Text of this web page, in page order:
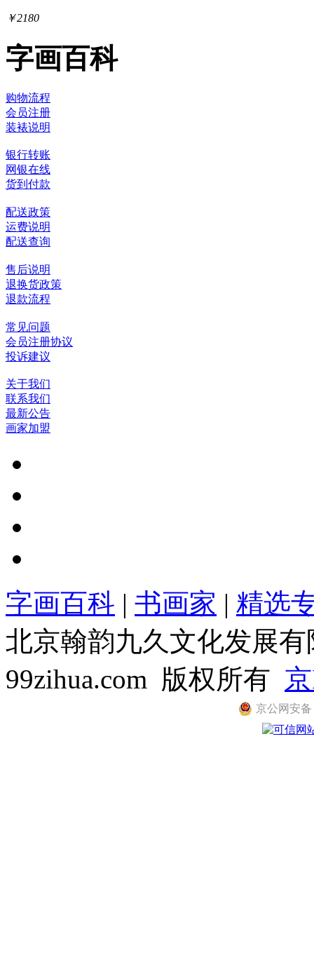
￥2180
字画百科
购物流程
会员注册
装裱说明
银行转账
网银在线
货到付款
配送政策
运费说明
配送查询
售后说明
退换货政策
退款流程
常见问题
会员注册协议
投诉建议
关于我们
联系我们
最新公告
画家加盟
字画百科 | 书画家 | 精选
北京翰韵九久文化发展
99zihua.com 版权所有
京公网安备